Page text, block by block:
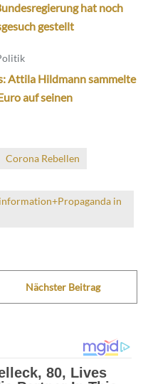
hat noch
gestellt
Attila Hildmann sammelte
auf seinen
Corona Rebellen
in
Nächster Beitrag